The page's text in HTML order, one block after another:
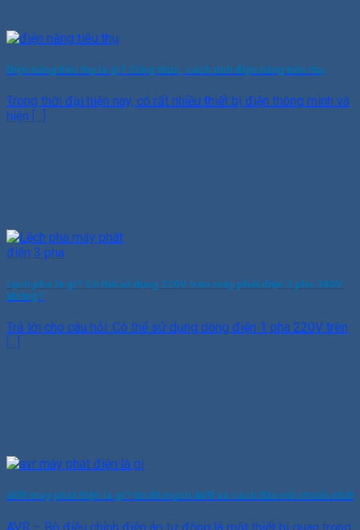
Điện năng tiêu thụ là gì? Công thức, cách tính điện năng tiêu thụ
Trong thời đại hiện nay, có rất nhiều thiết bị điện thông minh và
hiện [...]
Lệch pha là gì? Có thể sử dụng 220V trên máy phát điện 3 pha 380V
không?
Trả lời cho câu hỏi: Có thể sử dụng dòng điện 1 pha 220V trên
[...]
AVR máy phát điện là gì? Sơ đồ mạch AVR và cách đấu nối chuẩn nhất
AVR – Bộ điều chỉnh điện áp tự động là một thiết bị quan trọng